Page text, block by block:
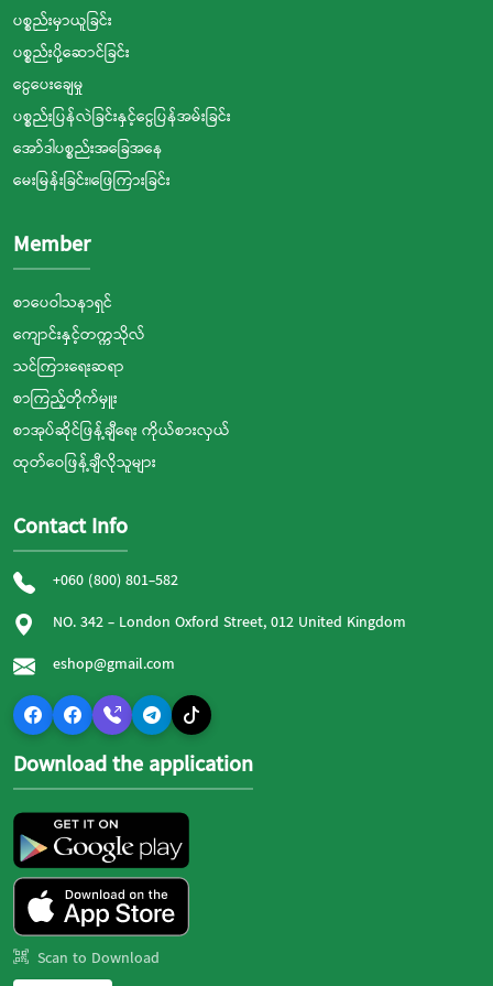
ပစ္စည်းမှာယူခြင်း
ပစ္စည်းပို့ဆောင်ခြင်း
ငွေပေးချေမှု
ပစ္စည်းပြန်လဲခြင်းနှင့်ငွေပြန်အမ်းခြင်း
အော်ဒါပစ္စည်းအခြေအနေ
မေးမြန်းခြင်း၊ဖြေကြားခြင်း
Member
စာပေဝါသနာရှင်
ကျောင်းနှင့်တက္ကသိုလ်
သင်ကြားရေးဆရာ
စာကြည့်တိုက်မှူး
စာအုပ်ဆိုင်ဖြန့်ချီရေး ကိုယ်စားလှယ်
ထုတ်ဝေဖြန့်ချီလိုသူများ
Contact Info
+060 (800) 801-582
NO. 342 - London Oxford Street, 012 United Kingdom
eshop@gmail.com
Download the application
Scan to Download